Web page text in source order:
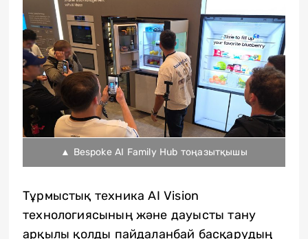
▲ Bespoke AI Family Hub тоңазытқышы
Тұрмыстық техника AI Vision
технологиясының және дауысты тану
арқылы қолды пайдаланбай басқарудың